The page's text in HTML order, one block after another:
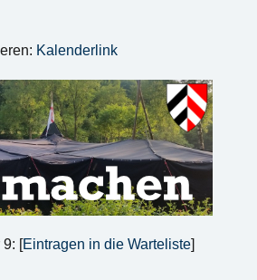
Kalenderlink
9: [Eintragen in die Warteliste]